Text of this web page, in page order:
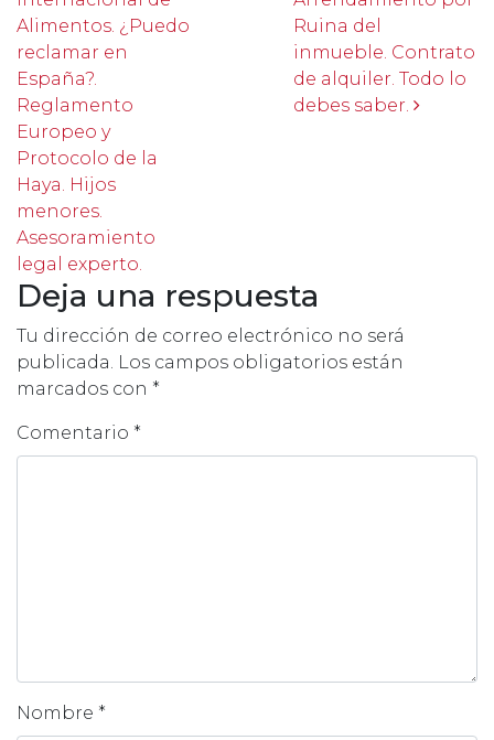
Alimentos. ¿Puedo
reclamar en
España?.
Reglamento
Europeo y
Protocolo de la
Haya. Hijos
menores.
Asesoramiento
legal experto.
Ruina del
inmueble. Contrato
de alquiler. Todo lo
debes saber.
Deja una respuesta
Tu dirección de correo electrónico no será
publicada. Los campos obligatorios están
marcados con *
Comentario *
Nombre *